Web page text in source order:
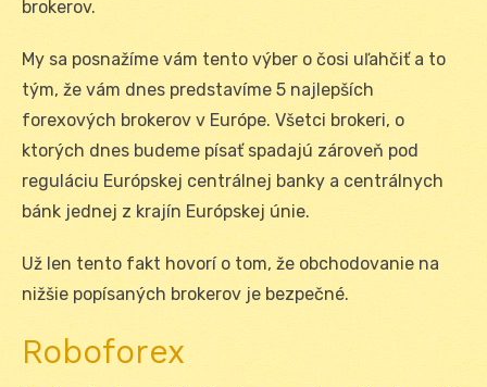
brokerov.
My sa posnažíme vám tento výber o čosi uľahčiť a to
tým, že vám dnes predstavíme 5 najlepších
forexových brokerov v Európe. Všetci brokeri, o
ktorých dnes budeme písať spadajú zároveň pod
reguláciu Európskej centrálnej banky a centrálnych
bánk jednej z krajín Európskej únie.
Už len tento fakt hovorí o tom, že obchodovanie na
nižšie popísaných brokerov je bezpečné.
Roboforex